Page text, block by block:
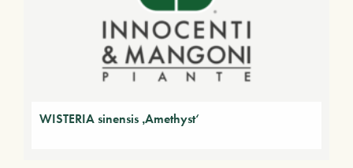
WISTERIA sinensis ‚Amethyst‘